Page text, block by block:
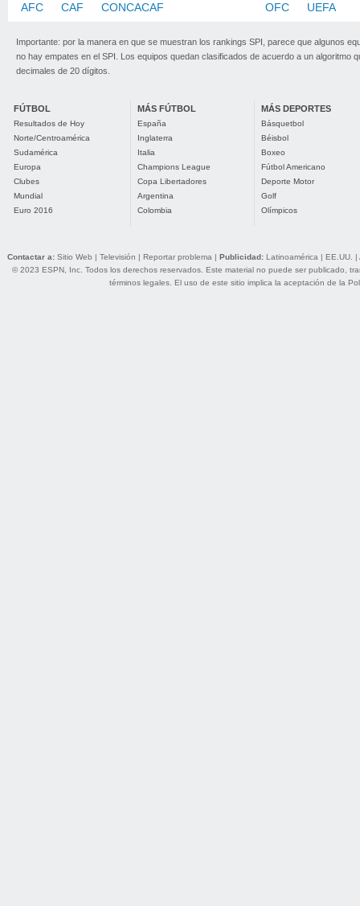
AFC CAF CONCACAF OFC UEFA
Importante: por la manera en que se muestran los rankings SPI, parece que algunos
no hay empates en el SPI. Los equipos quedan clasificados de acuerdo a un algoritmo
decimales de 20 dígitos.
FÚTBOL
Resultados de Hoy
Norte/Centroamérica
Sudamérica
Europa
Clubes
Mundial
Euro 2016
MÁS FÚTBOL
España
Inglaterra
Italia
Champions League
Copa Libertadores
Argentina
Colombia
MÁS DEPORTES
Básquetbol
Béisbol
Boxeo
Fútbol Americano
Deporte Motor
Golf
Olímpicos
Contactar a: Sitio Web | Televisión | Reportar problema | Publicidad: Latinoamérica | EE.UU. |
© 2023 ESPN, Inc. Todos los derechos reservados. Este material no puede ser publicado,
términos legales. El uso de este sitio implica la aceptación de la